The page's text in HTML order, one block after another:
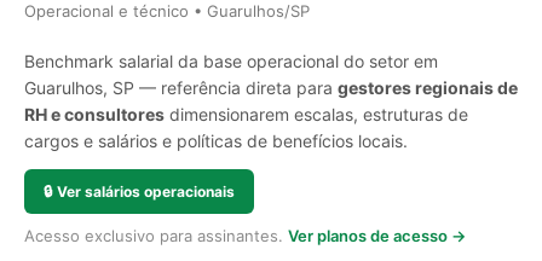
Operacional e técnico • Guarulhos/SP
Benchmark salarial da base operacional do setor em
Guarulhos, SP — referência direta para gestores regionais de
RH e consultores dimensionarem escalas, estruturas de
cargos e salários e políticas de benefícios locais.
🔒 Ver salários operacionais
Acesso exclusivo para assinantes. Ver planos de acesso →